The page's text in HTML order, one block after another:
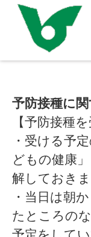
予防接種に
【予防接種
・受ける予
どもの健康
解しておきま
・当日は朝
たところの